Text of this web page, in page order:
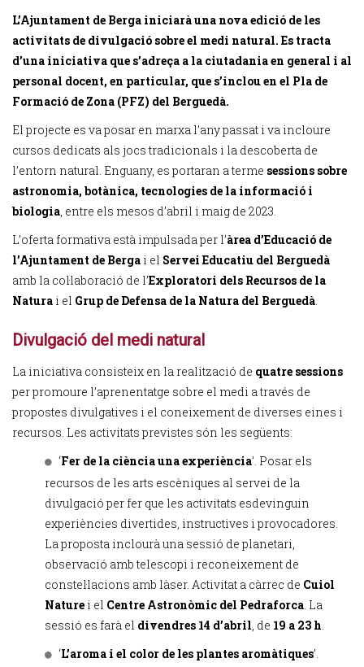
L’Ajuntament de Berga iniciarà una nova edició de les
activitats de divulgació sobre el medi natural. Es tracta
d’una iniciativa que s’adreça a la ciutadania en general i al
personal docent, en particular, que s’inclou en el Pla de
Formació de Zona (PFZ) del Berguedà.
El projecte es va posar en marxa l’any passat i va incloure
cursos dedicats als jocs tradicionals i la descoberta de
l’entorn natural. Enguany, es portaran a terme sessions sobre
astronomia, botànica, tecnologies de la informació i
biologia, entre els mesos d’abril i maig de 2023.
L’oferta formativa està impulsada per l’àrea d’Educació de
l’Ajuntament de Berga i el Servei Educatiu del Berguedà
amb la col·laboració de l’Exploratori dels Recursos de la
Natura i el Grup de Defensa de la Natura del Berguedà.
Divulgació del medi natural
La iniciativa consisteix en la realització de quatre sessions
per promoure l’aprenentatge sobre el medi a través de
propostes divulgatives i el coneixement de diverses eines i
recursos. Les activitats previstes són les següents:
‘Fer de la ciència una experiència’. Posar els
recursos de les arts escèniques al servei de la
divulgació per fer que les activitats esdevinguin
experiències divertides, instructives i provocadores.
La proposta inclourà una sessió de planetari,
observació amb telescopi i reconeixement de
constel·lacions amb làser. Activitat a càrrec de Cuiol
Nature i el Centre Astronòmic del Pedraforca. La
sessió es farà el divendres 14 d’abril, de 19 a 23 h.
‘L’aroma i el color de les plantes aromàtiques’.